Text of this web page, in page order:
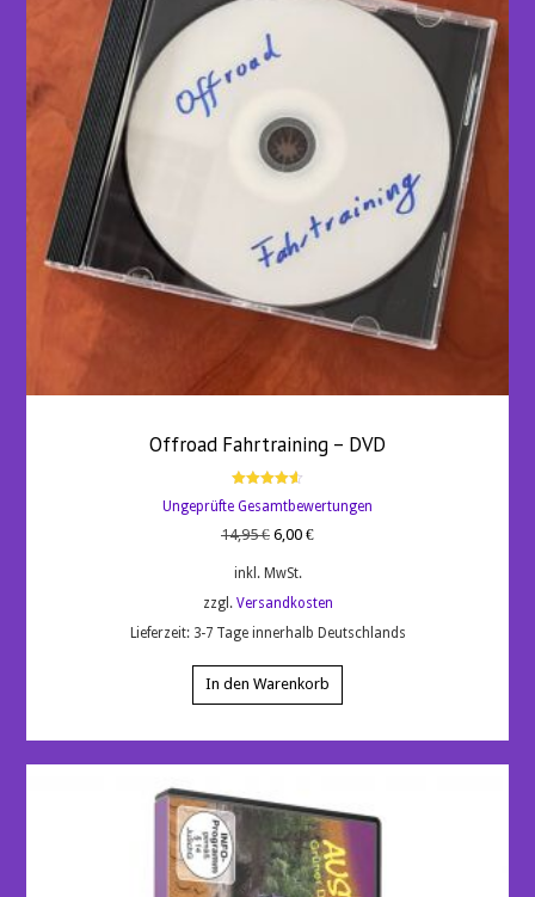
Offroad Fahrtraining – DVD
Bewertet
mit
von 5
Ungeprüfte Gesamtbewertungen
14,95€ Ursprünglicher
war:
14,95 €
6,00 €Aktueller
6,00 €.
inkl. MwSt.
zzgl. Versandkosten
Lieferzeit: 3-7 Tage innerhalb Deutschlands
In den Warenkorb